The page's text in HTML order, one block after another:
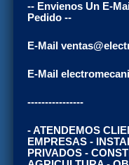
-- Envienos Un E-
Pedido --
E-Mail
E-Mail
----------------
- ATENDEMOS
EMPRESAS -
PRIVADOS -